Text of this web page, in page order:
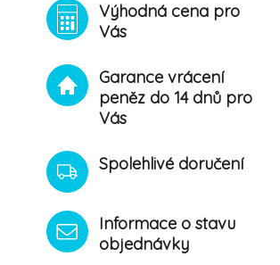
Výhodná cena pro
Vás
Garance vrácení
peněz do 14 dnů pro
Vás
Spolehlivé doručení
Informace o stavu
objednávky